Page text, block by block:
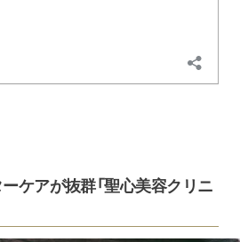
ケアが抜群「聖心美容クリニ